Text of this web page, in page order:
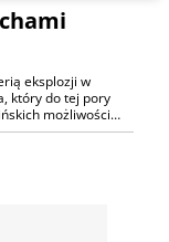
eksplozji w
który do tej pory
możliwości…